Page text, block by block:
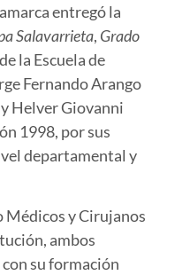
entregó la
Salavarrieta, Grado
la Escuela de
Fernando Arango
Helver Giovanni
1998, por sus
departamental y
Médicos y Cirujanos
ambos
su formación